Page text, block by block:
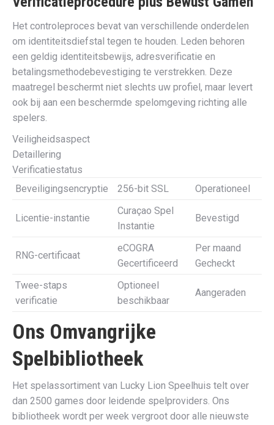
Het controleproces bevat van verschillende onderdelen
om identiteitsdiefstal tegen te houden. Leden behoren
een geldig identiteitsbewijs, adresverificatie en
betalingsmethodebevestiging te verstrekken. Deze
maatregel beschermt niet slechts uw profiel, maar levert
ook bij aan een beschermde spelomgeving richting alle
spelers.
Veiligheidsaspect
Detaillering
Verificatiestatus
Beveiligingsencryptie
256-bit SSL Operationeel
Licentie-instantie
Curaçao Spel
Instantie
Bevestigd
RNG-certificaat
eCOGRA
Gecertificeerd
Per maand
Gecheckt
Twee-staps
verificatie
Optioneel
beschikbaar
Aangeraden
Ons Omvangrijke
Spelbibliotheek
Het spelassortiment van Lucky Lion Speelhuis telt over
dan 2500 games door leidende spelproviders. Ons
bibliotheek wordt per week vergroot door alle nieuwste